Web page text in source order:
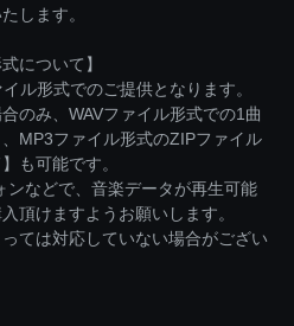
します。
について】
ル形式でのご提供となります。
のみ、WAVファイル形式での1曲
MP3ファイル形式のZIPファイル
も可能です。
などで、音楽データが再生可能
頂けますようお願いします。
ては対応していない場合がござい